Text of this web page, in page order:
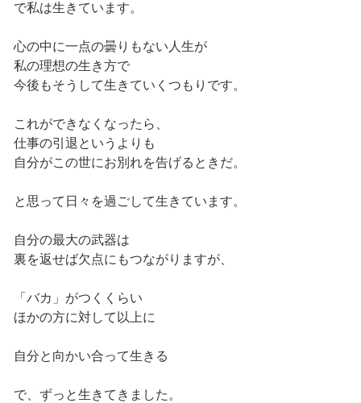
で私は生きています。
心の中に一点の曇りもない人生が
私の理想の生き方で
今後もそうして生きていくつもりです。
これができなくなったら、
仕事の引退というよりも
自分がこの世にお別れを告げるときだ。
と思って日々を過ごして生きています。
自分の最大の武器は
裏を返せば欠点にもつながりますが、
「バカ」がつくくらい
ほかの方に対して以上に
自分と向かい合って生きる
で、ずっと生きてきました。